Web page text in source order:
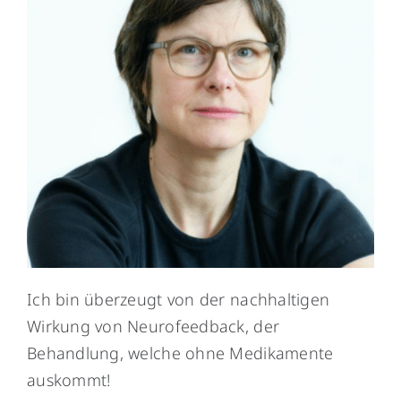
Ich bin überzeugt von der nachhaltigen
Wirkung von Neurofeedback, der
Behandlung, welche ohne Medikamente
auskommt!